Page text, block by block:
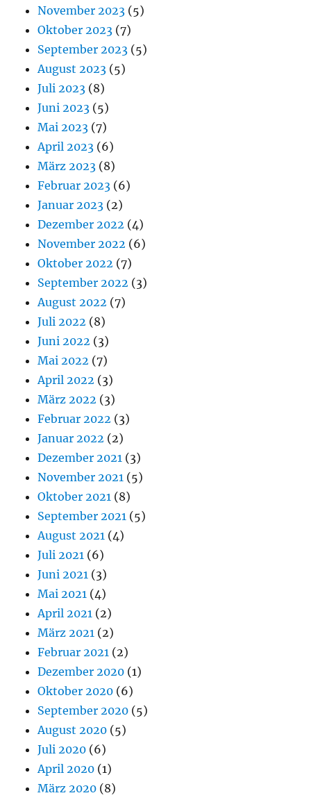
November 2023 (5)
Oktober 2023 (7)
September 2023 (5)
August 2023 (5)
Juli 2023 (8)
Juni 2023 (5)
Mai 2023 (7)
April 2023 (6)
März 2023 (8)
Februar 2023 (6)
Januar 2023 (2)
Dezember 2022 (4)
November 2022 (6)
Oktober 2022 (7)
September 2022 (3)
August 2022 (7)
Juli 2022 (8)
Juni 2022 (3)
Mai 2022 (7)
April 2022 (3)
März 2022 (3)
Februar 2022 (3)
Januar 2022 (2)
Dezember 2021 (3)
November 2021 (5)
Oktober 2021 (8)
September 2021 (5)
August 2021 (4)
Juli 2021 (6)
Juni 2021 (3)
Mai 2021 (4)
April 2021 (2)
März 2021 (2)
Februar 2021 (2)
Dezember 2020 (1)
Oktober 2020 (6)
September 2020 (5)
August 2020 (5)
Juli 2020 (6)
April 2020 (1)
März 2020 (8)